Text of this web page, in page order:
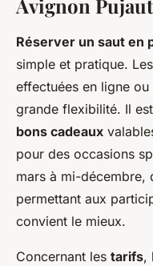
Avignon Pujaut
Réserver un saut en
simple et pratique.
effectuées en ligne
grande flexibilité. Il
bons cadeaux
pour des occasions
mars à mi-décembre,
permettant aux
convient le mieux.
Concernant les tarifs,